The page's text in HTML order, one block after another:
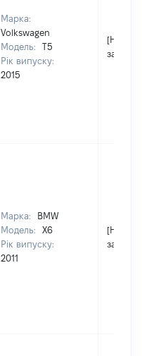
Марка:
Volkswagen
Модель:
T5
Рік випуску:
2015
[Не
Марка:
BMW
Модель:
X6
Рік випуску:
2011
[Не